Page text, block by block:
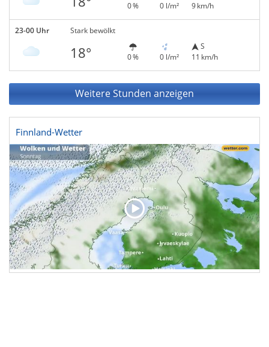
0 % 0 l/m² 9 km/h
23-00 Uhr Stark bewölkt
18° 0 % 0 l/m²
S
11 km/h
Weitere Stunden anzeigen
Finnland-Wetter